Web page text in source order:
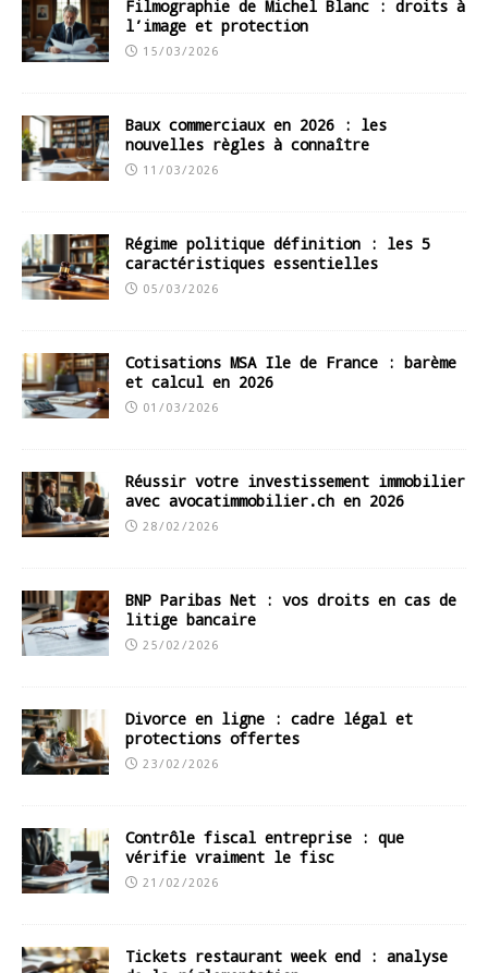
Filmographie de Michel Blanc : droits à
l’image et protection
15/03/2026
Baux commerciaux en 2026 : les
nouvelles règles à connaître
11/03/2026
Régime politique définition : les 5
caractéristiques essentielles
05/03/2026
Cotisations MSA Ile de France : barème
et calcul en 2026
01/03/2026
Réussir votre investissement immobilier
avec avocatimmobilier.ch en 2026
28/02/2026
BNP Paribas Net : vos droits en cas de
litige bancaire
25/02/2026
Divorce en ligne : cadre légal et
protections offertes
23/02/2026
Contrôle fiscal entreprise : que
vérifie vraiment le fisc
21/02/2026
Tickets restaurant week end : analyse